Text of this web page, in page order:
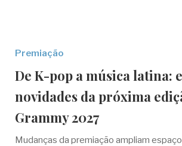
Premiação
De K-pop a música latina:
novidades da próxima
Grammy 2027
Mudanças da premiação ampliam